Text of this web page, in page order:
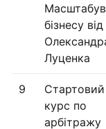
бізнесу від
Луценка
9
Стартовий
курс по
арбітражу